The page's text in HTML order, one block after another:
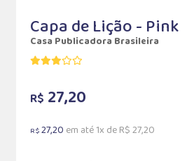
Capa de Lição - Pink
Casa Publicadora Brasileira
R$ 27,20
R$27,20 em até 1x de R$ 27,20